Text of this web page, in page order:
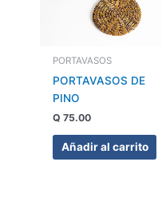
PORTAVASOS
PORTAVASOS DE
PINO
Q 75.00
Añadir al carrito